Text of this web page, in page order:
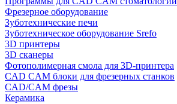
Фрезерное оборудование
Зуботехнические печи
Зуботехническое оборудование Srefo
3D принтеры
3D сканеры
Фотополимерная смола для 3D-принтера
CAD CAM блоки для фрезерных станков
CAD/CAM фрезы
Керамика